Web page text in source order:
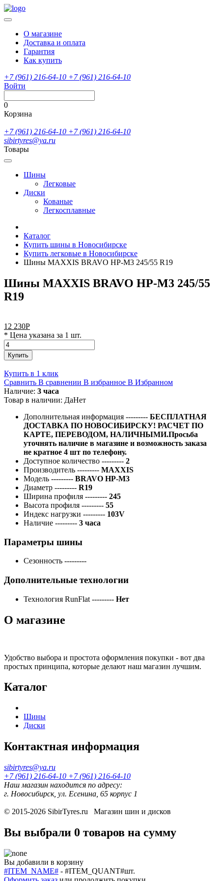
О магазине
Доставка и оплата
Гарантия
Как купить
+7 (961) 216-64-10 +7 (961) 216-64-10
Войти
0
Корзина
+7 (961) 216-64-10 +7 (961) 216-64-10
sibirtyres@ya.ru
Товары
Шины
Легковые
Диски
Кованые
Легкосплавные
Каталог
Купить шины в Новосибирске
Купить легковые в Новосибирске
Шины MAXXIS BRAVO HP-M3 245/55 R19
Шины MAXXIS BRAVO HP-M3 245/55
R19
12 230Р
* Цена указана за 1 шт.
Купить
Купить в 1 клик
Сравнить В сравнении В избранное В Избранном
Наличие: 3 часа
Товар в наличии: ДаНет
Дополнительная информация --------- БЕСПЛАТНАЯ
ДОСТАВКА ПО НОВОСИБИРСКУ! РАСЧЕТ ПО
КАРТЕ, ПЕРЕВОДОМ, НАЛИЧНЫМИ.Просьба
уточнять наличие в магазине и возможность заказа
не кратное 4 шт по телефону.
Доступное количество --------- 2
Производитель --------- MAXXIS
Модель --------- BRAVO HP-M3
Диаметр --------- R19
Ширина профиля --------- 245
Высота профиля --------- 55
Индекс нагрузки --------- 103V
Наличие --------- 3 часа
Параметры шины
Сезонность ---------
Дополнительные технологии
Технология RunFlat --------- Нет
О магазине
Удобство выбора и простота оформления покупки - вот два
простых принципа, которые делают наш магазин лучшим.
Каталог
Шины
Диски
Контактная информация
sibirtyres@ya.ru
+7 (961) 216-64-10 +7 (961) 216-64-10
Наш магазин находится по адресу:
г. Новосибирск, ул. Есенина, 65 корпус 1
© 2015-2026 SibirTyres.ru Магазин шин и дисков
Вы выбрали 0 товаров на сумму
Вы добавили в корзину
#ITEM_NAME# - #ITEM_QUANT#шт.